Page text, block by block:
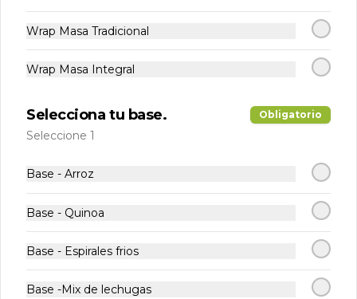
Deliciosas bolitas de garbanzos
especiadas, crujientes por fuera y
Cremas
Wrap Masa Tradicional
Wrap Masa Integral
Selecciona tu base. Obligatorio
Seleccione 1
Base - Arroz
Base - Quinoa
Base - Espirales frios
Base -Mix de lechugas